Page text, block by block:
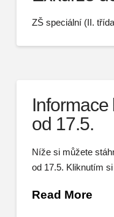
ZŠ speciální (II.
Informace
od 17.5.
Níže si můžete
od 17.5. Kliknutím
Read More